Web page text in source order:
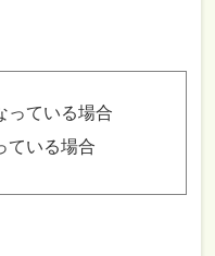
っている場合
ている場合